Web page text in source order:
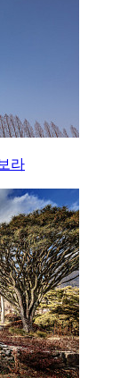
라